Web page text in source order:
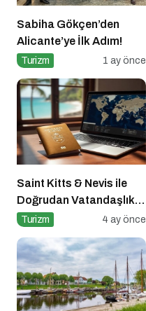
Sabiha Gökçen’den
Alicante’ye İlk Adım!
Turizm 1 ay önce
Saint Kitts & Nevis ile
Doğrudan Vatandaşlık
Dönemi
Turizm 4 ay önce